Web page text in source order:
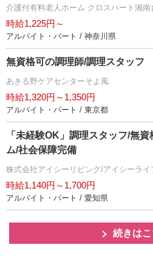
介護付有料老人ホーム クロスハート湘南
時給1,225円～
アルバイト・パート / 神奈川県
無資格可の調理師/調理スタッフ
あきる野ケアセンターそよ風
時給1,320円～1,350円
アルバイト・パート / 東京都
「未経験OK」調理スタッフ/無
ム/社会保障完備
株式会社アイシーリビング/アイシーライ
時給1,140円～1,700円
アルバイト・パート / 愛知県
続きはこ